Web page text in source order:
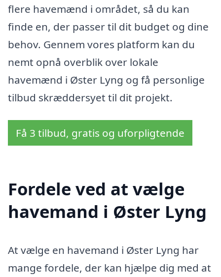
flere havemænd i området, så du kan
finde en, der passer til dit budget og dine
behov. Gennem vores platform kan du
nemt opnå overblik over lokale
havemænd i Øster Lyng og få personlige
tilbud skræddersyet til dit projekt.
Få 3 tilbud, gratis og uforpligtende
Fordele ved at vælge
havemand i Øster Lyng
At vælge en havemand i Øster Lyng har
mange fordele, der kan hjælpe dig med at